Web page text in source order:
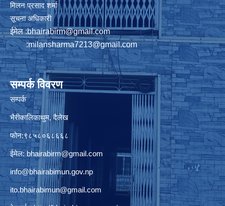
मिलन प्रसाद शर्मा
सूचना अधिकारी
ईमेल :bhairabirm@gmail.com
:milansharma7213@gmail.com
सम्पर्क विवरण
सम्पर्क
भैरीकालिकाथुम, दैलेख
फोन:९८५८०६८६६८
ईमेल: bhairabirm@gmail.com
info@bhairabimun.gov.np
ito.bhairabimun@gmail.com